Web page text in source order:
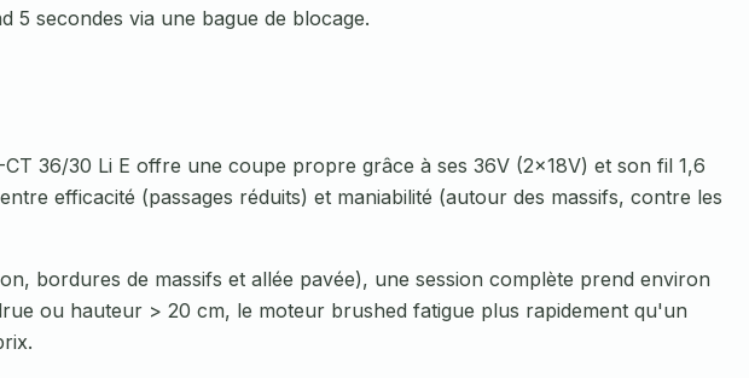
5 secondes via une bague de blocage.
CT 36/30 Li E offre une coupe propre grâce à ses 36V (2×18V) et son fil 1,6
efficacité (passages réduits) et maniabilité (autour des massifs, contre les
bordures de massifs et allée pavée), une session complète prend environ
ou hauteur > 20 cm, le moteur brushed fatigue plus rapidement qu'un